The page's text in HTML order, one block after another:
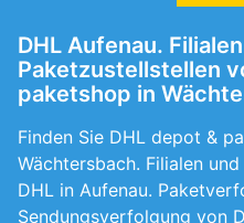
DHL Aufenau.
Paketzustellstellen
paketshop in
Finden Sie DHL depot &
Wächtersbach. Filialen
DHL in Aufenau.
Sendungsverfolgung von